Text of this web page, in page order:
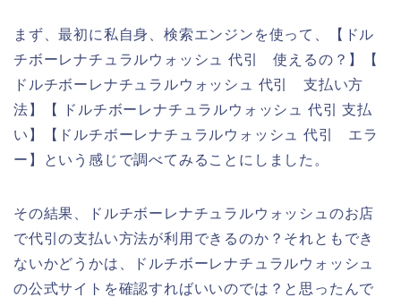
まず、最初に私自身、検索エンジンを使って、【ドル
チボーレナチュラルウォッシュ 代引 使えるの？】【
ドルチボーレナチュラルウォッシュ 代引 支払い方
法】【 ドルチボーレナチュラルウォッシュ 代引 支払
い】【ドルチボーレナチュラルウォッシュ 代引 エラ
ー】という感じで調べてみることにしました。
その結果、ドルチボーレナチュラルウォッシュのお店
で代引の支払い方法が利用できるのか？それともでき
ないかどうかは、ドルチボーレナチュラルウォッシュ
の公式サイトを確認すればいいのでは？と思ったんで